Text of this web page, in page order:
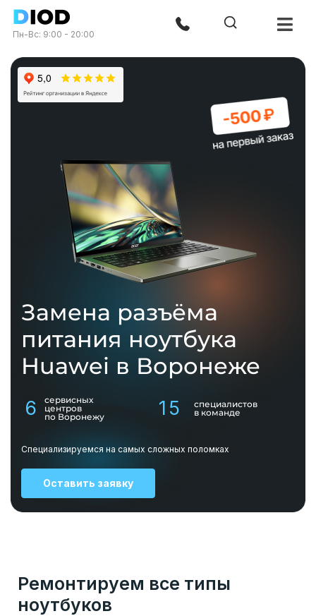
Пн-Вс: 9:00 - 20:00
Замена разъёма
питания ноутбука
Huawei в Воронеже
6
сервисных
центров
по Воронежу
15
специалистов
в команде
Специализируемся на самых сложных поломках
Оставить заявку
Ремонтируем все типы
ноутбуков